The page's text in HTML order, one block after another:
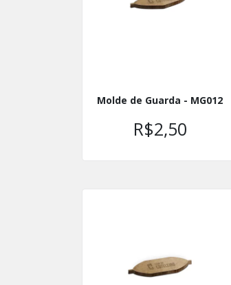
Molde de Guarda - MG012
R$2,50